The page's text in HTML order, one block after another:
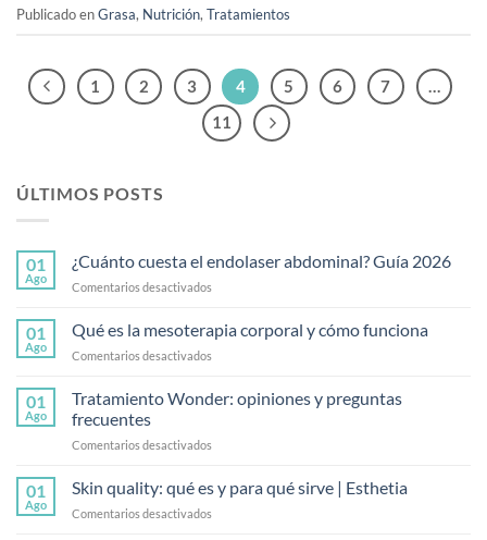
ÚLTIMOS POSTS
01
Ago
¿Cuánto cuesta el endolaser abdominal? Guía 2026
Comentarios desactivados
cuesta
el
endolaser
Guía
01
Ago
Qué es la mesoterapia corporal y cómo funciona
Comentarios desactivados
es
la
corporal
cómo
funciona
01
Ago
Tratamiento Wonder: opiniones y preguntas
frecuentes
Comentarios desactivados
opiniones
y
01
Ago
Skin quality: qué es y para qué sirve | Esthetia
Comentarios desactivados
Publicado enGrasa, Nutrición, Tratamientos
1 2 3 4 5 6 7
…
11